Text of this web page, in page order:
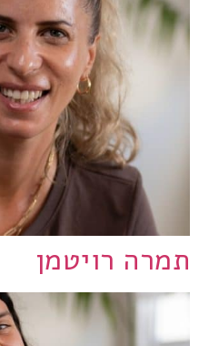
תמרה רויטמן